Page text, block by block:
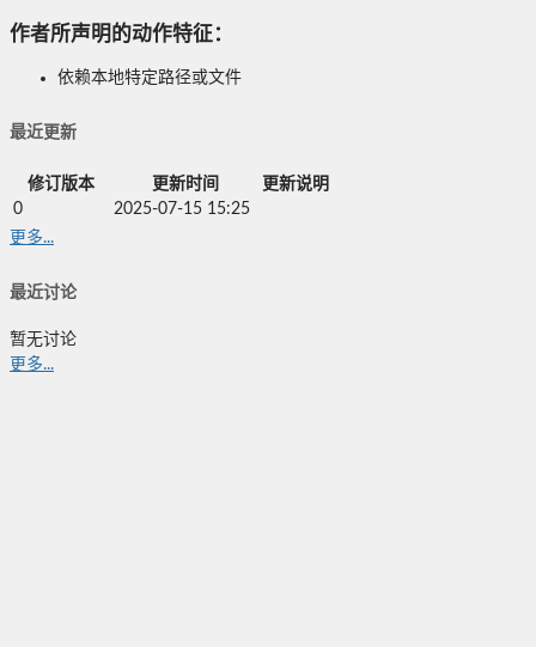
作者所声明的动作特征：
依赖本地特定路径或文件
最近更新
修订版本 更新时间
更新说明
0
2025-07-15 15:25
更多...
最近讨论
暂无讨论
更多...